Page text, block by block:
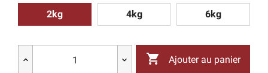
2kg
4kg 6kg
 Ajouter au panier